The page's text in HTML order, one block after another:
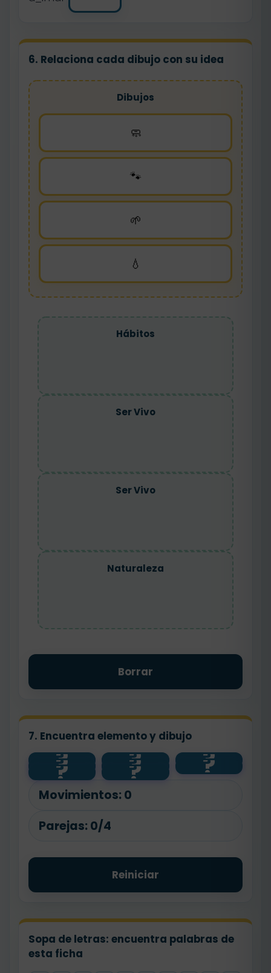
6. Relaciona cada dibujo con su idea
Dibujos
🧼
🐾
🌱
💧
Hábitos
Ser Vivo
Ser Vivo
Naturaleza
Borrar
7. Encuentra elemento y dibujo
?
salud ?
agua ?
🐾
?
🌱 ?
💧 ?
🧼
?
animal ?
planta
Movimientos: 0
Parejas: 0/4
Reiniciar
Sopa de letras: encuentra palabras de
esta ficha